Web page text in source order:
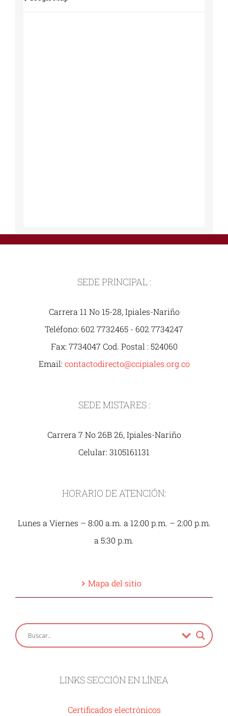
SEDE PRINCIPAL :
Carrera 11 No 15-28, Ipiales-Nariño
Teléfono: 602 7732465 - 602 7734247
Fax: 7734047 Cod. Postal : 524060
Email: contactodirecto@ccipiales.org.co
SEDE MISTARES :
Carrera 7 No 26B 26, Ipiales-Nariño
Celular: 3105161131
HORARIO DE ATENCIÓN:
Lunes a Viernes – 8:00 a.m. a 12:00 p.m. – 2:00 p.m.
a 5:30 p.m.
Mapa del sitio
LINKS SECCIÓN EN LÍNEA
Certificados electrónicos